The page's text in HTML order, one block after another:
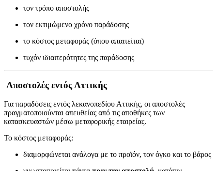
τον τρόπο αποστολής
τον εκτιμώμενο χρόνο παράδοσης
το κόστος μεταφοράς (όπου απαιτείται)
τυχόν ιδιαιτερότητες της παράδοσης
Αποστολές εντός Αττικής
Για παραδόσεις εντός λεκανοπεδίου Αττικής, οι αποστολές
πραγματοποιούνται απευθείας από τις αποθήκες των
κατασκευαστών μέσω μεταφορικής εταιρείας.
Το κόστος μεταφοράς:
διαμορφώνεται ανάλογα με το προϊόν, τον όγκο και το βάρος